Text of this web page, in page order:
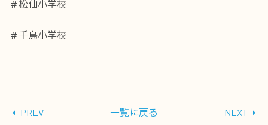
＃松仙小学校
＃千鳥小学校
PREV 一覧に戻る NEXT